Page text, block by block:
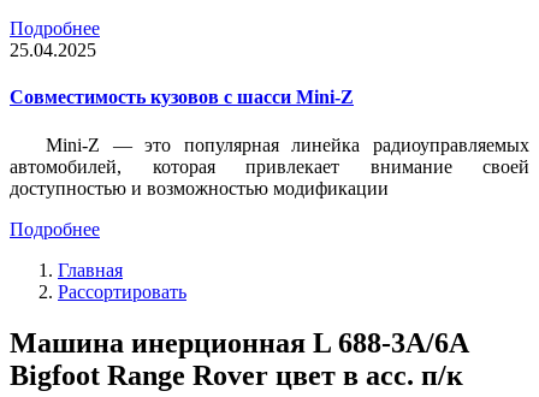
Подробнее
25.04.2025
Совместимость кузовов с шасси Mini-Z
Mini-Z — это популярная линейка радиоуправляемых
автомобилей, которая привлекает внимание своей
доступностью и возможностью модификации
Подробнее
Главная
Рассортировать
Машина инерционная L 688-3A/6A
Bigfoot Range Rover цвет в асс. п/к